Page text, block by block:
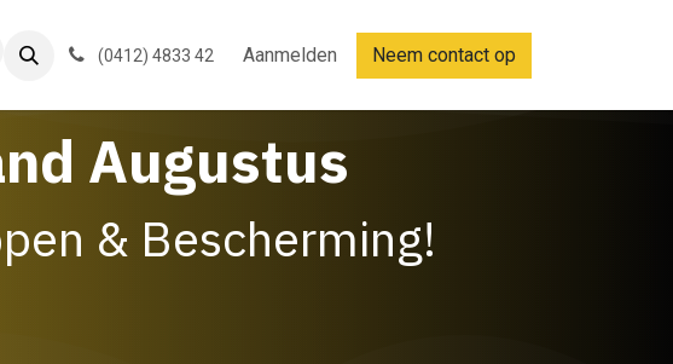
(0412) 4833 42 Aanmelden Neem contact op
Augustus
& Bescherming!